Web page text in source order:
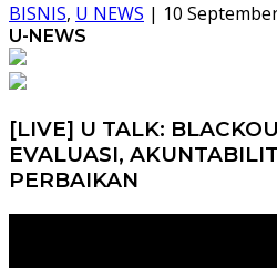
BISNIS, U NEWS | 10
U-NEWS
[LIVE] U TALK:
EVALUASI,
PERBAIKAN